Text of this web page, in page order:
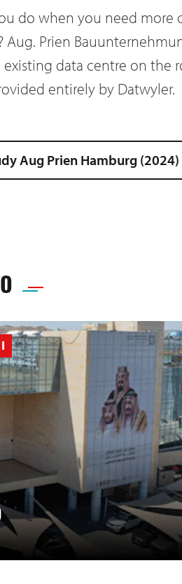
do when you need more
Aug. Prien
existing data centre on the
entirely by Datwyler.
Aug Prien Hamburg (2024)